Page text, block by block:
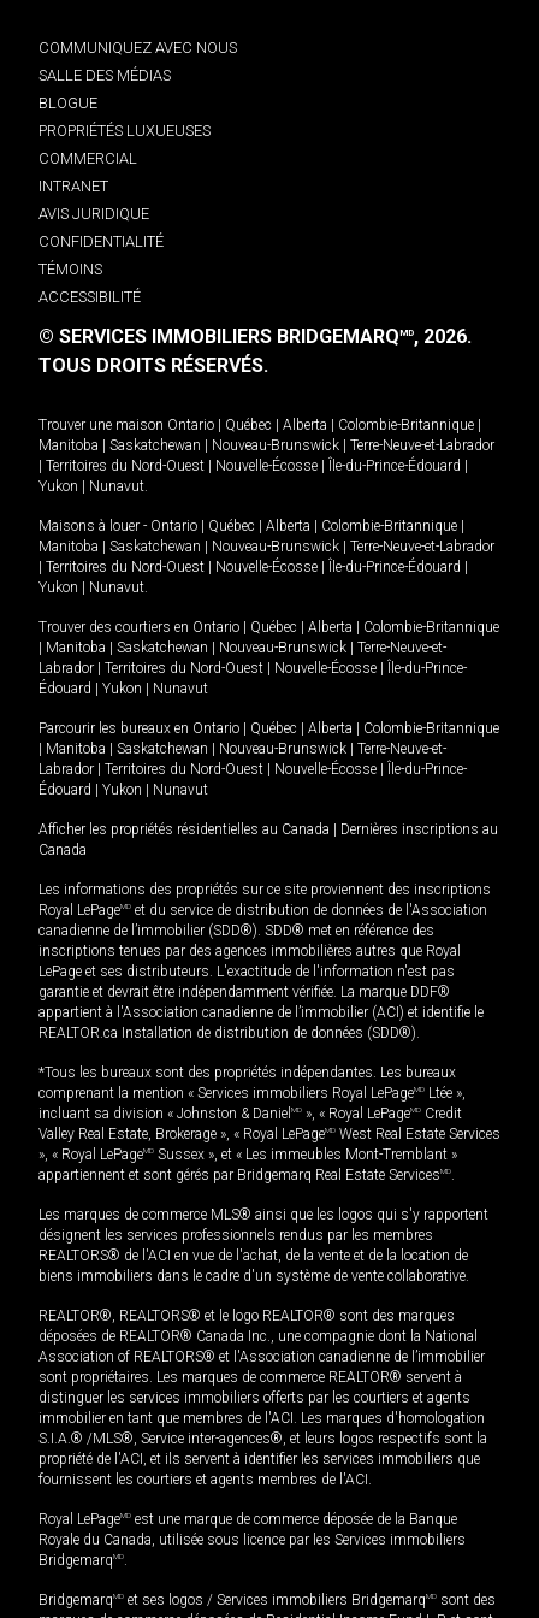
COMMUNIQUEZ AVEC NOUS
SALLE DES MÉDIAS
BLOGUE
PROPRIÉTÉS LUXUEUSES
COMMERCIAL
INTRANET
AVIS JURIDIQUE
CONFIDENTIALITÉ
TÉMOINS
ACCESSIBILITÉ
© SERVICES IMMOBILIERS BRIDGEMARQMD, 2026.
TOUS DROITS RÉSERVÉS.
Trouver une maison Ontario Québec Alberta Colombie-Britannique
Manitoba
Saskatchewan Nouveau-Brunswick
Terre-Neuve-et-Labrador
Territoires du Nord-Ouest Nouvelle-Écosse Île-du-Prince-Édouard
Yukon
Nunavut.
Maisons à louer - Ontario Québec Alberta Colombie-Britannique
Manitoba
Saskatchewan Nouveau-Brunswick
Terre-Neuve-et-Labrador
Territoires du Nord-Ouest Nouvelle-Écosse Île-du-Prince-Édouard
Yukon
Nunavut.
Trouver des courtiers en Ontario Québec Alberta
Colombie-Britannique
Manitoba Saskatchewan Nouveau-Brunswick
Terre-Neuve-et-
Labrador
Territoires du Nord-Ouest Nouvelle-Écosse
Île-du-Prince-
Édouard
Yukon Nunavut
Parcourir les bureaux en Ontario Québec Alberta
Colombie-Britannique
Manitoba Saskatchewan Nouveau-Brunswick
Terre-Neuve-et-
Labrador
Territoires du Nord-Ouest Nouvelle-Écosse
Île-du-Prince-
Édouard
Yukon Nunavut
Afficher les propriétés résidentielles au Canada
Dernières inscriptions au
Canada
Les informations des propriétés sur ce site proviennent des inscriptions
Royal LePageMD et du service de distribution de données de l'Association
canadienne de l’immobilier (SDD®). SDD® met en référence des
inscriptions tenues par des agences immobilières autres que Royal
LePage et ses distributeurs. L'exactitude de l'information n'est pas
garantie et devrait être indépendamment vérifiée. La marque DDF®
appartient à l'Association canadienne de l’immobilier (ACI) et identifie le
REALTOR.ca Installation de distribution de données (SDD®).
*Tous les bureaux sont des propriétés indépendantes. Les bureaux
comprenant la mention « Services immobiliers Royal LePageMD Ltée »,
incluant sa division « Johnston & Daniel MD », « Royal LePageMD Credit
Valley Real Estate, Brokerage », « Royal LePageMD West Real Estate Services
», « Royal LePageMD Sussex », et « Les immeubles Mont-Tremblant »
appartiennent et sont gérés par Bridgemarq Real Estate ServicesMD.
Les marques de commerce MLS® ainsi que les logos qui s'y rapportent
désignent les services professionnels rendus par les membres
REALTORS® de l'ACI en vue de l'achat, de la vente et de la location de
biens immobiliers dans le cadre d'un système de vente collaborative.
REALTOR®, REALTORS® et le logo REALTOR® sont des marques
déposées de REALTOR® Canada Inc., une compagnie dont la National
Association of REALTORS® et l'Association canadienne de l’immobilier
sont propriétaires. Les marques de commerce REALTOR® servent à
distinguer les services immobiliers offerts par les courtiers et agents
immobilier en tant que membres de l'ACI. Les marques d'homologation
S.I.A.® /MLS®, Service inter-agences®, et leurs logos respectifs sont la
propriété de l'ACI, et ils servent à identifier les services immobiliers que
fournissent les courtiers et agents membres de l'ACI.
Royal LePageMD est une marque de commerce déposée de la Banque
Royale du Canada, utilisée sous licence par les Services immobiliers
BridgemarqMD.
BridgemarqMD et ses logos / Services immobiliers BridgemarqMD sont des